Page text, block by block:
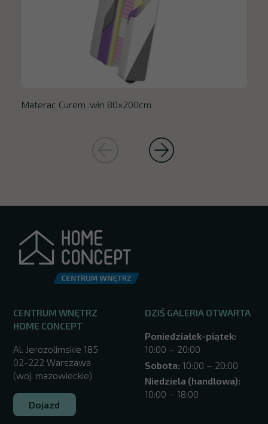
Materac Curem .win 80x200cm
CENTRUM WNĘTRZ
HOME CONCEPT
Al. Jerozolimskie 185
02-222 Warszawa
(woj. mazowieckie)
Dojazd
DZIŚ GALERIA OTWARTA
Poniedziałek-piątek:
10:00 – 20:00
Sobota: 10:00 – 20:00
Niedziela (handlowa):
10:00 – 18:00